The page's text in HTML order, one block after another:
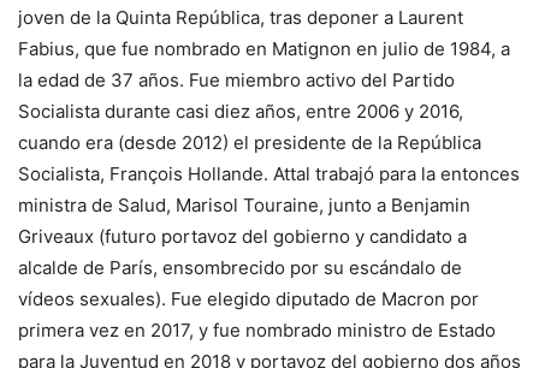
joven de la Quinta República, tras deponer a Laurent
Fabius, que fue nombrado en Matignon en julio de 1984, a
la edad de 37 años. Fue miembro activo del Partido
Socialista durante casi diez años, entre 2006 y 2016,
cuando era (desde 2012) el presidente de la República
Socialista, François Hollande. Attal trabajó para la entonces
ministra de Salud, Marisol Touraine, junto a Benjamin
Griveaux (futuro portavoz del gobierno y candidato a
alcalde de París, ensombrecido por su escándalo de
vídeos sexuales). Fue elegido diputado de Macron por
primera vez en 2017, y fue nombrado ministro de Estado
para la Juventud en 2018 y portavoz del gobierno dos años